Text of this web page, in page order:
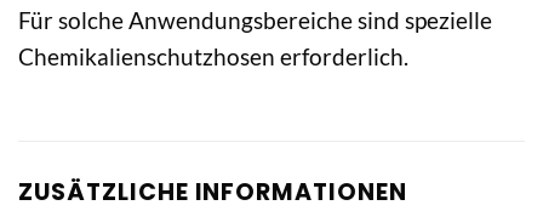
Für solche Anwendungsbereiche sind spezielle
Chemikalienschutzhosen erforderlich.
ZUSÄTZLICHE INFORMATIONEN